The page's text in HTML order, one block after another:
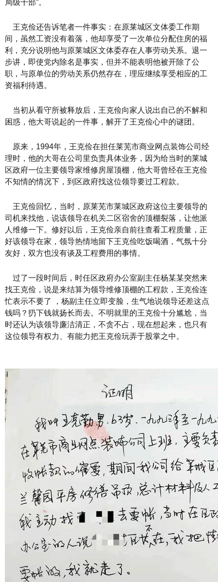
局级干部”。
王克俭还告诉笔者一件事实：在原莱城区文体委工作期
间，虽然工资没有着落，他却享受了一次单位分配住房的福
利，充分说明他与原莱城区文体委存在人事劳动关系。退一
步讲，即使党内除名是事实，但并不能表明他被开除了公
职，与原单位的劳动关系仍然存在，理应继续享受相应的工
资福利待遇。
当初从看守所被释放后，王克俭向家人说出自己的不解和
困惑，他大哥说起的一件事，解开了王克俭心中的谜团。
原来，1994年，王克俭在担任莱芜市商业网点装饰公司经
理时，他的大哥在公司里负责具体业务，因为给当时的莱城
区政府一位主要领导家维修房屋顶棚，他大哥曾经在王克俭
不知情的情况下，到区政府找这位领导要过工程款。
王克俭回忆，当时，原莱芜市莱城区政府这位主要领导的
司机来找他，说该领导在机关二区宿舍的顶棚裂落，让他派
人维修一下。修好以后，王克俭亲自前往查看工程质量，正
好该领导在家，领导热情地留下王克俭吃饭喝酒，气氛十分
友好，双方也没有谈及工程费用的事情。
过了一段时间后，时任区政府办公室副主任杨某某突然来
找王克俭，说是来结算为领导维修顶棚的工程款，王克俭连
忙表示不要了 ，杨副主任立即变脸，生气地说领导还差这点
钱吗？扔下钱就扬长而去。不明就里的王克俭十分尴尬，当
时还认为该领导廉洁清正，不贪不占，现在想起来，也只有
这位领导有权力、有能力把王克俭玩弄于股掌之中。